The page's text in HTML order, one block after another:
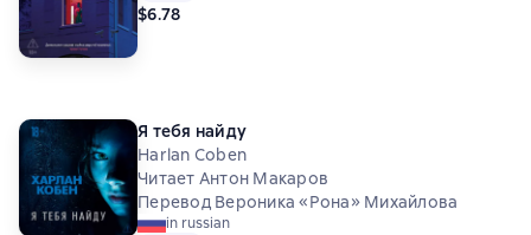
$6.78
Я тебя найду
Harlan Coben
Читает Антон Макаров
Перевод Вероника «Рона» Михайлова
in russian